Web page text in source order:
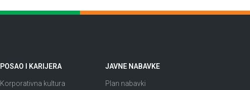
POSAO I KARIJERA
Korporativna kultura
JAVNE NABAVKE
Plan nabavki